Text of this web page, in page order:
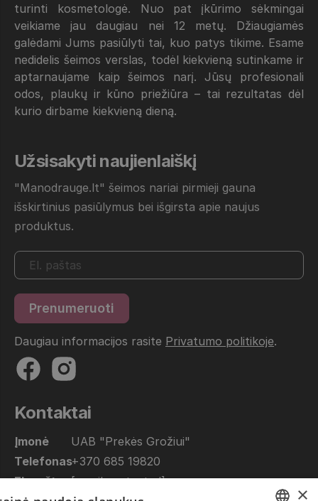
turinti kosmetologė. Nuo pat įkūrimo sėkmingai
veikiame jau daugiau nei 12 metų. Džiaugiamės
galėdami Jums pasiūlyti tai, kuo patys tikime. Esame
nedidelis šeimos verslas, todėl kiekvieną sutinkame ir
aptarnaujame kaip šeimos narį. Jūsų profesionali
odos, plaukų ir kūno priežiūra – tai rezultatas dėl
kurio dirbame kiekvieną dieną.
Užsisakyti naujienlaiškį
"Manodrauge.lt" šeimos nariai pirmieji gauna
išskirtinius pasiūlymus bei išgirsta apie naujus
produktus.
Daugiau informacijos rasite Privatumo politikoje.
Kontaktai
Įmonė
UAB "Prekės Grožiui"
Telefonas+370 685 19820
El. paštas[email protected]
×